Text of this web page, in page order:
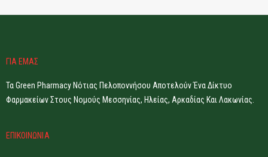
ΓΙΑ ΕΜΑΣ
Τα Green Pharmacy Νότιας Πελοποννήσου Αποτελούν Ένα Δίκτυο
Φαρμακείων Στους Νομούς Μεσσηνίας, Ηλείας, Αρκαδίας Και Λακωνίας.
ΕΠΙΚΟΙΝΩΝΙΑ